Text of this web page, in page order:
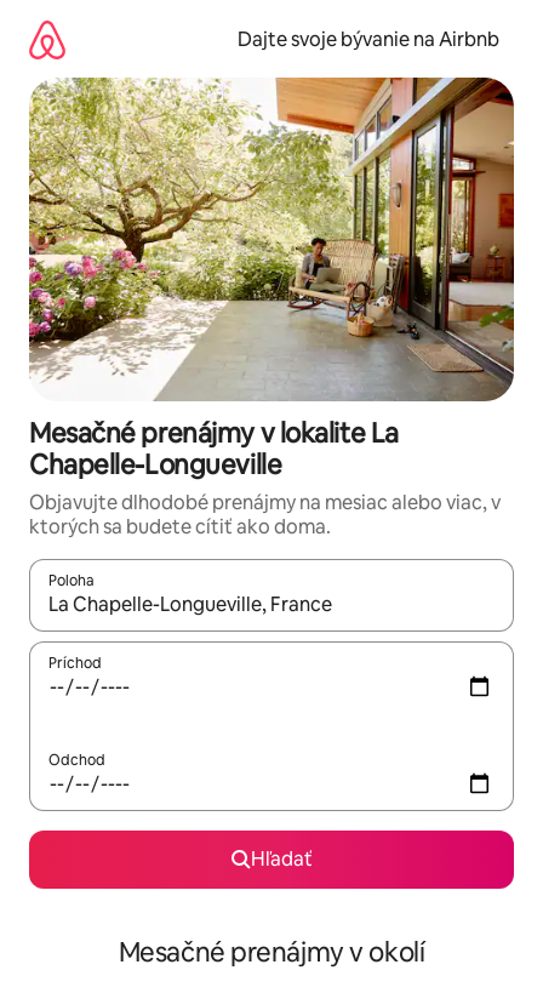
obsah.
Dajte svoje bývanie na Airbnb
Mesačné prenájmy v lokalite La
Chapelle-Longueville
Objavujte dlhodobé prenájmy na mesiac alebo viac, v
ktorých sa budete cítiť ako doma.
Poloha
Keď budú výsledky k dispozícii, môžete si ich prechádzať
Príchod
Odchod
Hľadať
Mesačné prenájmy v okolí